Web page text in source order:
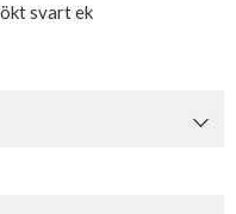
Raw Wild Oak,
Alla träfronter är
svart ek